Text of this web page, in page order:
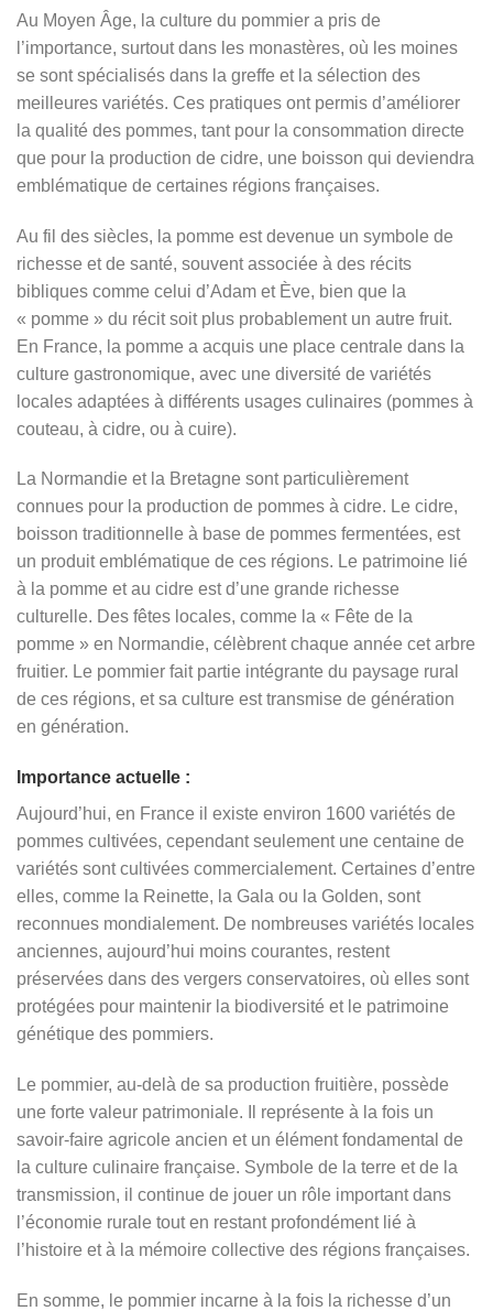
Au Moyen Âge, la culture du pommier a pris de
l’importance, surtout dans les monastères, où les moines
se sont spécialisés dans la greffe et la sélection des
meilleures variétés. Ces pratiques ont permis d’améliorer
la qualité des pommes, tant pour la consommation directe
que pour la production de cidre, une boisson qui deviendra
emblématique de certaines régions françaises.
Au fil des siècles, la pomme est devenue un symbole de
richesse et de santé, souvent associée à des récits
bibliques comme celui d’Adam et Ève, bien que la
« pomme » du récit soit plus probablement un autre fruit.
En France, la pomme a acquis une place centrale dans la
culture gastronomique, avec une diversité de variétés
locales adaptées à différents usages culinaires (pommes à
couteau, à cidre, ou à cuire).
La Normandie et la Bretagne sont particulièrement
connues pour la production de pommes à cidre. Le cidre,
boisson traditionnelle à base de pommes fermentées, est
un produit emblématique de ces régions. Le patrimoine lié
à la pomme et au cidre est d’une grande richesse
culturelle. Des fêtes locales, comme la « Fête de la
pomme » en Normandie, célèbrent chaque année cet arbre
fruitier. Le pommier fait partie intégrante du paysage rural
de ces régions, et sa culture est transmise de génération
en génération.
Importance actuelle :
Aujourd’hui, en France il existe environ 1600 variétés de
pommes cultivées, cependant seulement une centaine de
variétés sont cultivées commercialement. Certaines d’entre
elles, comme la Reinette, la Gala ou la Golden, sont
reconnues mondialement. De nombreuses variétés locales
anciennes, aujourd’hui moins courantes, restent
préservées dans des vergers conservatoires, où elles sont
protégées pour maintenir la biodiversité et le patrimoine
génétique des pommiers.
Le pommier, au-delà de sa production fruitière, possède
une forte valeur patrimoniale. Il représente à la fois un
savoir-faire agricole ancien et un élément fondamental de
la culture culinaire française. Symbole de la terre et de la
transmission, il continue de jouer un rôle important dans
l’économie rurale tout en restant profondément lié à
l’histoire et à la mémoire collective des régions françaises.
En somme, le pommier incarne à la fois la richesse d’un